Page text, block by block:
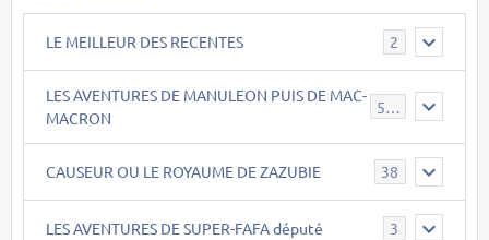
LE MEILLEUR DES RECENTES 2
LES AVENTURES DE MANULEON PUIS DE MAC-
MACRON
543
CAUSEUR OU LE ROYAUME DE ZAZUBIE 38
LES AVENTURES DE SUPER-FAFA député 3